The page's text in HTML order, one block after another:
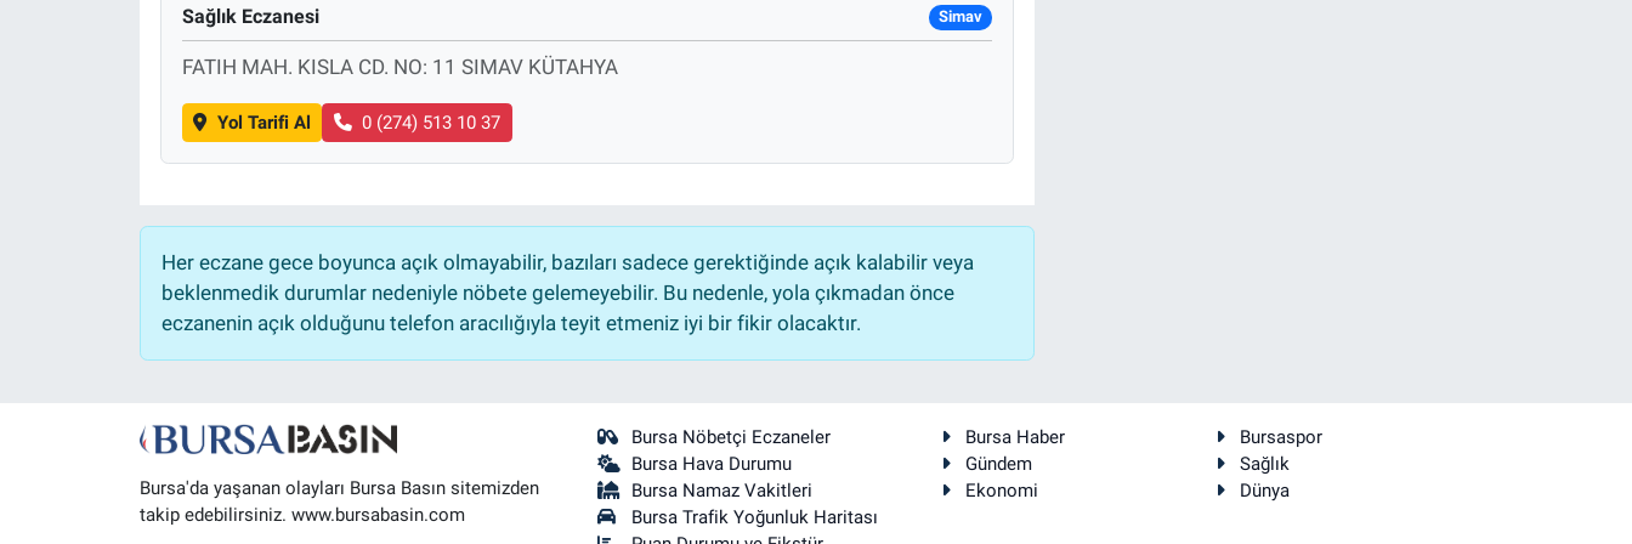
Sağlık Eczanesi Simav
FATIH MAH. KISLA CD. NO: 11 SIMAV KÜTAHYA
Yol Tarifi Al 0 (274) 513 10 37
Her eczane gece boyunca açık olmayabilir, bazıları sadece gerektiğinde açık kalabilir veya
beklenmedik durumlar nedeniyle nöbete gelemeyebilir. Bu nedenle, yola çıkmadan önce
eczanenin açık olduğunu telefon aracılığıyla teyit etmeniz iyi bir fikir olacaktır.
Bursa'da yaşanan olayları Bursa Basın sitemizden
takip edebilirsiniz. www.bursabasin.com
Bursa Nöbetçi Eczaneler
Bursa Hava Durumu
Bursa Namaz Vakitleri
Bursa Trafik Yoğunluk Haritası
Bursa Haber
Bursaspor
Gündem
Sağlık
Ekonomi
Dünya
Magazin